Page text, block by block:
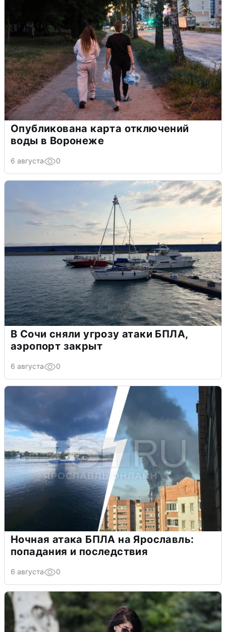
Опубликована карта отключений
воды в Воронеже
6 августа 0
В Сочи сняли угрозу атаки БПЛА,
аэропорт закрыт
6 августа 0
Ночная атака БПЛА на Ярославль:
попадания и последствия
6 августа 0